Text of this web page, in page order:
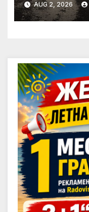
AUG 2, 2026